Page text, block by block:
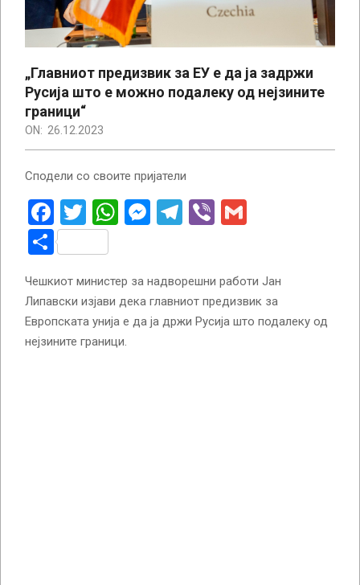
„Главниот предизвик за ЕУ е да ја задржи
Русија што е можно подалеку од нејзините
граници“
ON: 26.12.2023
Сподели со своите пријатели
Facebook
Twitter
WhatsApp
Messenger
Telegram
Viber
Share
Чешкиот министер за надворешни работи Јан
Липавски изјави дека главниот предизвик за
Европската унија е да ја држи Русија што подалеку од
нејзините граници.